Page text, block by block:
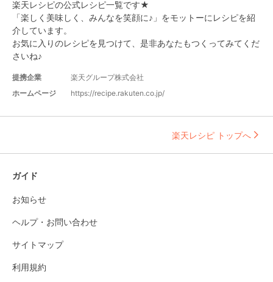
楽天レシピの公式レシピ一覧です★
「楽しく美味しく、みんなを笑顔に♪」をモットーにレシピを紹
介しています。
お気に入りのレシピを見つけて、是非あなたもつくってみてくだ
さいね♪
提携企業
楽天グループ株式会社
ホームページ
https://recipe.rakuten.co.jp/
楽天レシピ トップへ
ガイド
お知らせ
ヘルプ・お問い合わせ
サイトマップ
利用規約